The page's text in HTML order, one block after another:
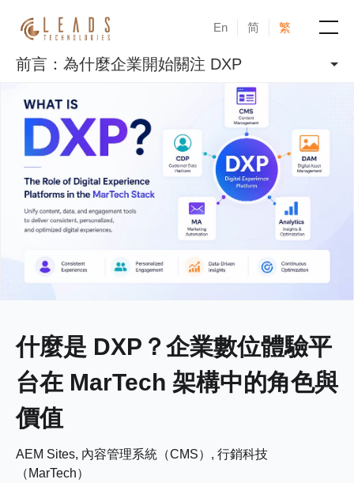
En 简 繁
產品
服務
成功案例
新聞與活動
什麼是 DXP？企業數位體驗平
台在 MarTech 架構中的角色與
價值
AEM Sites, 內容管理系統（CMS）, 行銷科技
（MarTech）
前言：為什麼企業開始關注 DXP